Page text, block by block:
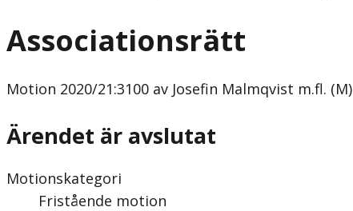
Associationsrätt
Motion 2020/21:3100 av Josefin Malmqvist m.fl. (M)
Ärendet är avslutat
Motionskategori
Fristående motion